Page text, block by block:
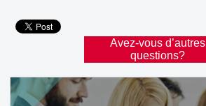
Avez-vous d’autres
questions?